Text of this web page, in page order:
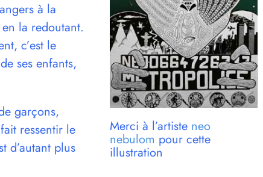
à la
la redoutant.
c’est le
ses enfants,
garçons,
ressentir le
d’autant plus
Merci à l’artiste neo
nebulom pour cette
illustration